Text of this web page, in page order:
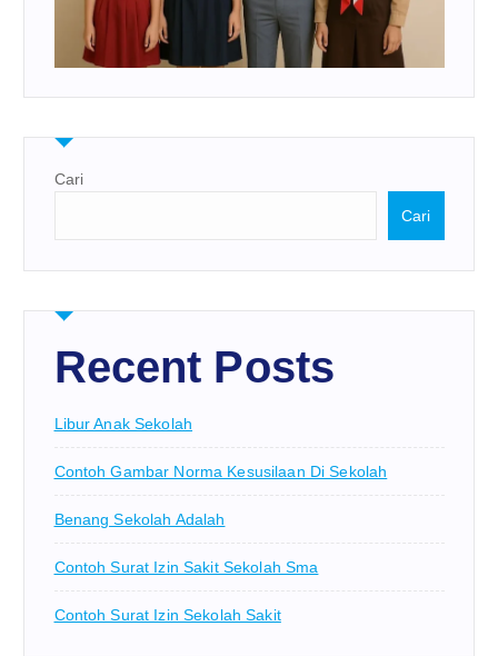
Cari
Cari
Recent Posts
Libur Anak Sekolah
Contoh Gambar Norma Kesusilaan Di Sekolah
Benang Sekolah Adalah
Contoh Surat Izin Sakit Sekolah Sma
Contoh Surat Izin Sekolah Sakit